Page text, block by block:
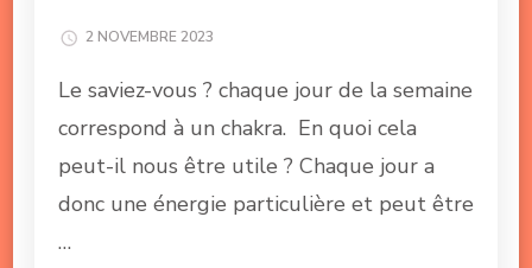
2 NOVEMBRE 2023
Le saviez-vous ? chaque jour de la semaine
correspond à un chakra. En quoi cela
peut-il nous être utile ? Chaque jour a
donc une énergie particulière et peut être
…